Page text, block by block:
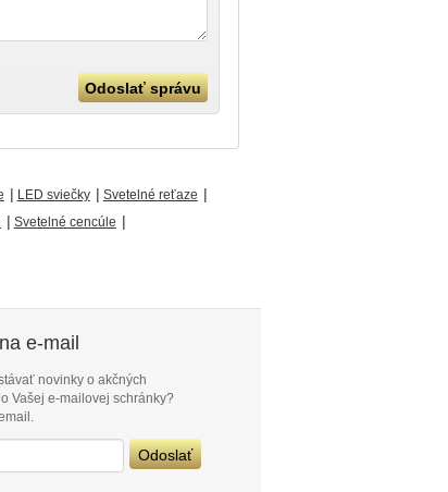
| LED sviečky | Svetelné reťaze |
| Svetelné cencúle |
e-mail
novinky o akčných
Vašej e-mailovej schránky?